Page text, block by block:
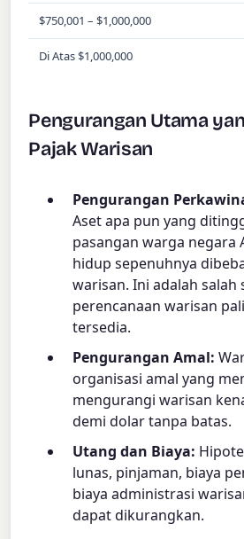
$750,001 – $1,000,000
Di Atas $1,000,000
Pengurangan Utama
Pajak Warisan
Pengurangan
Aset apa pun yang
pasangan warga negara
hidup sepenuhnya
warisan. Ini adalah salah
perencanaan warisan
tersedia.
Pengurangan Amal:
organisasi amal yang
mengurangi warisan
demi dolar tanpa batas.
Utang dan Biaya:
lunas, pinjaman, biaya
biaya administrasi
dapat dikurangkan.